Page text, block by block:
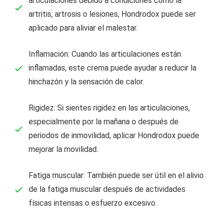
artritis, artrosis o lesiones, Hondrodox puede ser
aplicado para aliviar el malestar.
Inflamación: Cuando las articulaciones están
inflamadas, este crema puede ayudar a reducir la
hinchazón y la sensación de calor.
Rigidez: Si sientes rigidez en las articulaciones,
especialmente por la mañana o después de
periodos de inmovilidad, aplicar Hondrodox puede
mejorar la movilidad.
Fatiga muscular: También puede ser útil en el alivio
de la fatiga muscular después de actividades
físicas intensas o esfuerzo excesivo.